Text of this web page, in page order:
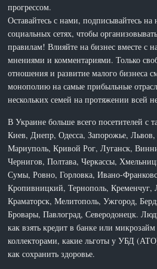
прогрессом.
Оставайтесь с нами, подписывайтесь на
социальных сетях, чтобы
правилам! Влияйте на бизнес вместе с
мнениями и комментариями. Только
отношения и развитие малого бизнеса
монополию на самые прибыльные
нескольких семей на протяжении всей
В Украине больше всего посетителей с
Киев, Днепр, Одесса, Запорожье,
Мариуполь, Кривой Рог, Луганск,
Чернигов, Полтава, Черкассы,
Сумы, Ровно, Горловка, Ивано-
Кропивницкий, Тернополь, Кременчуг,
Краматорск, Мелитополь, Ужгород,
Бровары, Павлоград, Северодонецк.
как взять кредит в банке или
коллекторами, какие льготы у УБД
как сохранить здоровье.